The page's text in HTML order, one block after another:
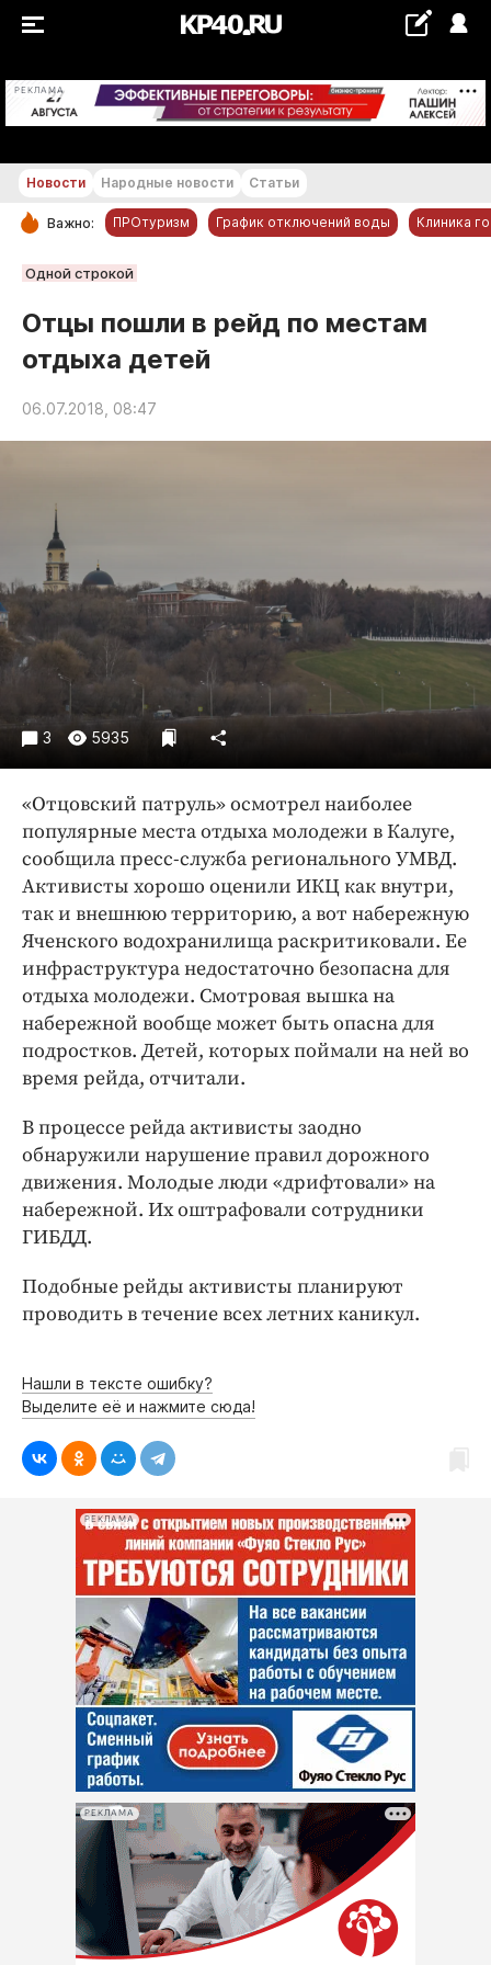
РЕКЛАМА +18...+19 °С
РУБРИКИ
Новости компаний
Статьи
Народные новости
Авто и транспорт
Недвижимость и ЖКХ
Образование
Общество
Погода
Праздники
Происшествия
Спорт
Экономика и бизнес
ПРОЕКТЫ
Блоги
Издания
Медиаперсона
Интересное чтиво
Клиника года
Бренд года
Работодатель года
Новости Народные новости Статьи
Важно: ПРОтуризм График отключений воды Клиника
Одной строкой
Отцы пошли в рейд по местам
отдыха детей
06.07.2018, 08:47
3 5935
«Отцовский патруль» осмотрел наиболее
популярные места отдыха молодежи в Калуге,
сообщила пресс-служба регионального УМВД.
Активисты хорошо оценили ИКЦ как внутри,
так и внешнюю территорию, а вот набережную
Яченского водохранилища раскритиковали. Ее
инфраструктура недостаточно безопасна для
отдыха молодежи. Смотровая вышка на
набережной вообще может быть опасна для
подростков. Детей, которых поймали на ней во
время рейда, отчитали.
В процессе рейда активисты заодно
обнаружили нарушение правил дорожного
движения. Молодые люди «дрифтовали» на
набережной. Их оштрафовали сотрудники
ГИБДД.
Подобные рейды активисты планируют
проводить в течение всех летних каникул.
Нашли в тексте ошибку?
Выделите её и нажмите сюда!
РЕКЛАМА
РЕКЛАМА